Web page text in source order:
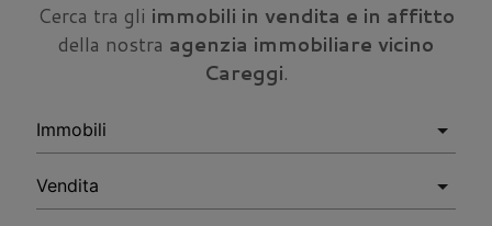
Cerca tra gli immobili in vendita e in affitto
della nostra agenzia immobiliare vicino
Careggi.